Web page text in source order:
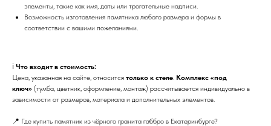
элементы, такие как имя, даты или трогательные надписи.
Возможность изготовления памятника любого размера и формы в
соответствии с вашими пожеланиями.
ℹ️ Что входит в стоимость:
Цена, указанная на сайте, относится только к стеле. Комплекс «под
ключ» (тумба, цветник, оформление, монтаж) рассчитывается индивидуально в
зависимости от размеров, материала и дополнительных элементов.
📍 Где купить памятник из чёрного гранита габбро в Екатеринбурге?